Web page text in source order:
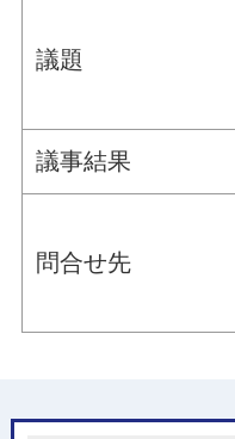
議題
議事結果
問合せ先